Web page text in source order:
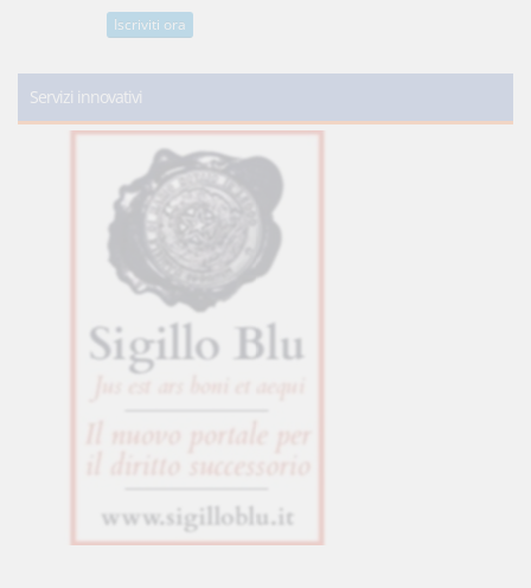
Iscriviti ora
Servizi innovativi